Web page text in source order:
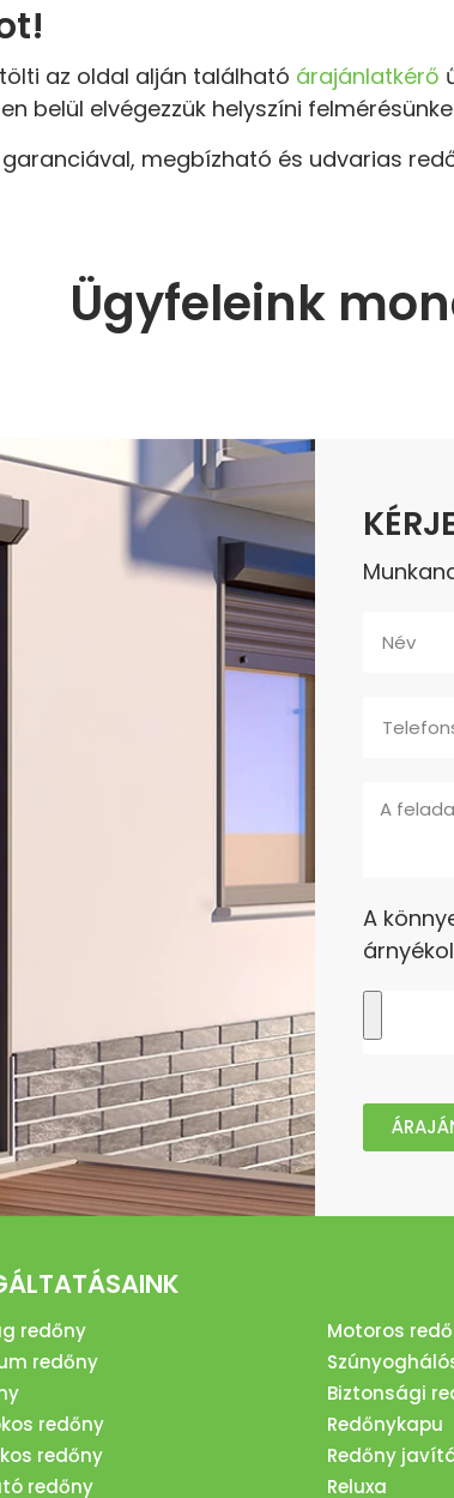
az oldal alján található árajánlatkérő
belül elvégezzük helyszíni
garanciával, megbízható és udvarias
Ügyfeleink
A
redőny
redőny
redőny
redőny
redőny
Motoros
Biztonsági
Redőnykapu
Redőny
Reluxa